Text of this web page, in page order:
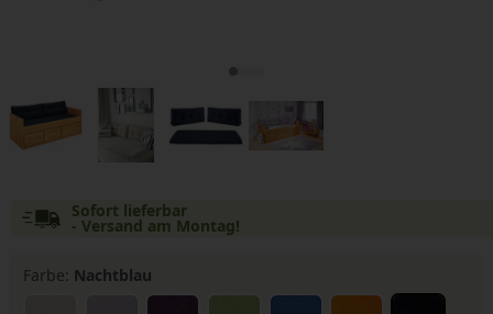
Sofort lieferbar
- Versand am Montag!
Farbe: Nachtblau